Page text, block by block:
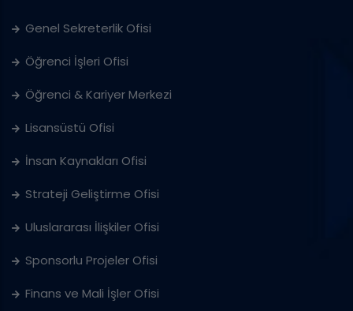
Genel Sekreterlik Ofisi
Öğrenci İşleri Ofisi
Öğrenci & Kariyer Merkezi
Lisansüstü Ofisi
İnsan Kaynakları Ofisi
Strateji Geliştirme Ofisi
Uluslararası İlişkiler Ofisi
Sponsorlu Projeler Ofisi
Finans ve Mali İşler Ofisi